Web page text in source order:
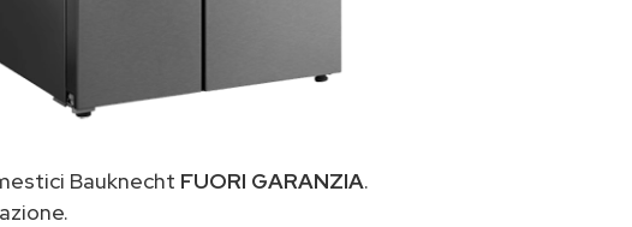
Bauknecht FUORI GARANZIA.